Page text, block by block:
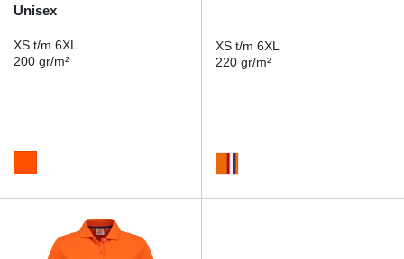
Unisex
XS t/m 6XL
200 gr/m²
XS t/m 6XL
220 gr/m²